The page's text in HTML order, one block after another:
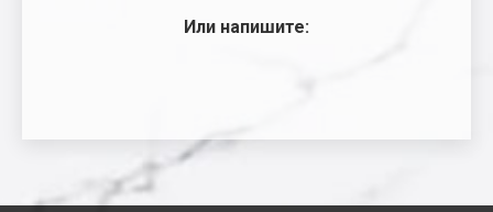
Или напишите: